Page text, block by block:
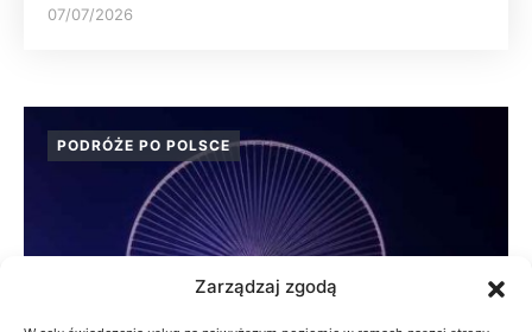
Zarządzaj zgodą
07/07/2026
PODRÓŻE PO POLSCE